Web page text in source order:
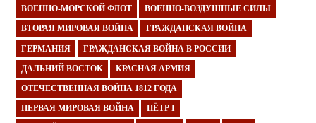
ВОЕННО-МОРСКОЙ ФЛОТ ВОЕННО-ВОЗДУШНЫЕ СИЛЫ
ВТОРАЯ МИРОВАЯ ВОЙНА ГРАЖДАНСКАЯ ВОЙНА
ГЕРМАНИЯ ГРАЖДАНСКАЯ ВОЙНА В РОССИИ
ДАЛЬНИЙ ВОСТОК КРАСНАЯ АРМИЯ
ОТЕЧЕСТВЕННАЯ ВОЙНА 1812 ГОДА
ПЕРВАЯ МИРОВАЯ ВОЙНА ПЁТР I